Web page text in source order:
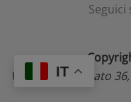
Seguici
Via dell'Artigianato 36,
IT